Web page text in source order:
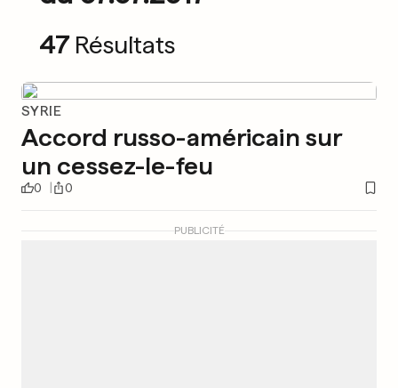
47 Résultats
SYRIE
Accord russo-américain sur
un cessez-le-feu
0 0
PUBLICITÉ